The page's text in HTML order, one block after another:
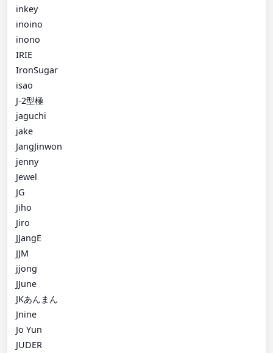
inkey
inoino
inono
IRIE
IronSugar
isao
J-2型極
jaguchi
jake
JangJinwon
jenny
Jewel
JG
Jiho
Jiro
JJangE
JJM
jjong
JJune
JKあんまん
Jnine
Jo Yun
JUDER